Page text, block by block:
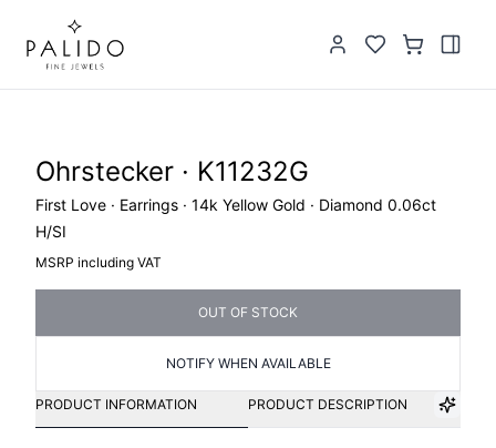
Ohrstecker · K11232G
First Love · Earrings · 14k Yellow Gold · Diamond 0.06ct
H/SI
MSRP including VAT
OUT OF STOCK
NOTIFY WHEN AVAILABLE
PRODUCT INFORMATION PRODUCT DESCRIPTION